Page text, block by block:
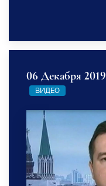
06 Декабря 2019
ВИДЕО